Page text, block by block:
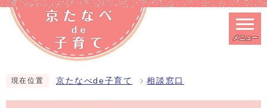
スマートフォン表示用の情報をスキップ
メニュー
現在位置 京たなべde子育て 相談窓口